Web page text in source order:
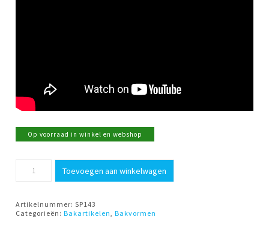
Op voorraad in winkel en webshop
Sinterklaas
Toevoegen aan winkelwagen
Artikelnummer:SP143
Categorieën:Bakartikelen ,Bakvormen